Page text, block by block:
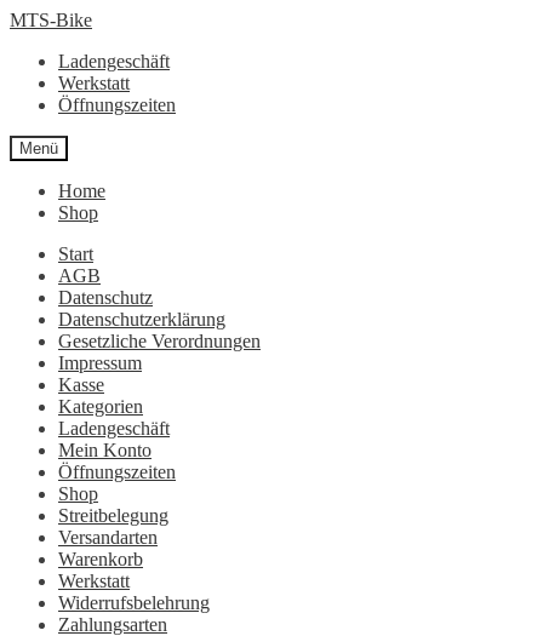
Zur
springen
Zum
springen
MTS-Bike
Ladengeschäft
Werkstatt
Öffnungszeiten
Menü
Home
Shop
Start
AGB
Datenschutz
Datenschutzerklärung
Gesetzliche Verordnungen
Impressum
Kasse
Kategorien
Ladengeschäft
Mein Konto
Öffnungszeiten
Shop
Streitbelegung
Versandarten
Warenkorb
Werkstatt
Widerrufsbelehrung
Zahlungsarten